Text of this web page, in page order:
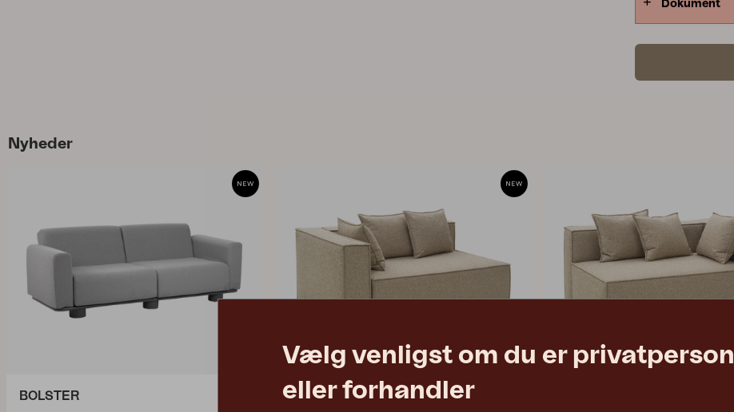
Dokument
Nyheder
BOLSTER MUKI
Vælg venligst om du er privatperson
eller forhandler